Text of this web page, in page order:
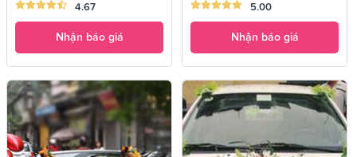
4.67
Nhận báo giá
5.00
Nhận báo giá